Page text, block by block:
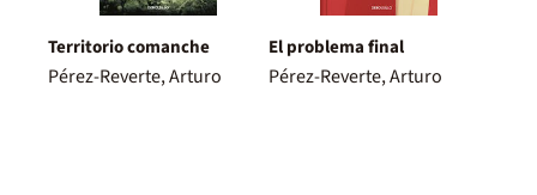
Territorio comanche
Pérez-Reverte, Arturo
El problema final
Pérez-Reverte, Arturo